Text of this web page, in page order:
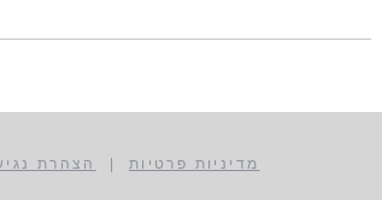
מדיניות פרטיות | הצהרת